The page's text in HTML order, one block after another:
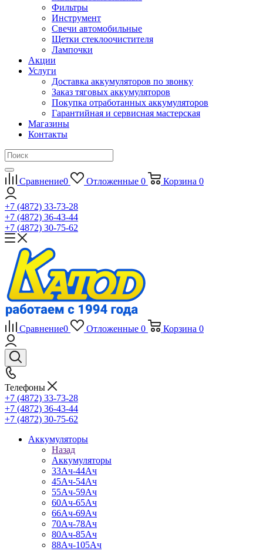
Фильтры
Инструмент
Свечи автомобильные
Щетки стеклоочистителя
Лампочки
Акции
Услуги
Доставка аккумуляторов по звонку
Заказ тяговых аккумуляторов
Покупка отработанных аккумуляторов
Гарантийная и сервисная мастерская
Магазины
Контакты
Сравнение0 Отложенные 0 Корзина 0
+7 (4872) 33-73-28
+7 (4872) 36-43-44
+7 (4872) 30-75-62
Сравнение0 Отложенные 0 Корзина 0
Телефоны
+7 (4872) 33-73-28
+7 (4872) 36-43-44
+7 (4872) 30-75-62
Аккумуляторы
Назад
Аккумуляторы
33Ач-44Ач
45Ач-54Ач
55Ач-59Ач
60Ач-65Ач
66Ач-69Ач
70Ач-78Ач
80Ач-85Ач
88Ач-105Ач